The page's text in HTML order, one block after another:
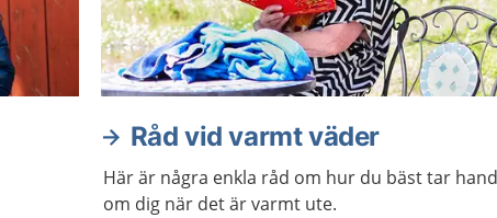
Råd vid varmt väder
Här är några enkla råd om hur du bäst tar hand
om dig när det är varmt ute.